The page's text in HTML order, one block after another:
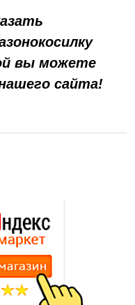
вы можете
сайта!